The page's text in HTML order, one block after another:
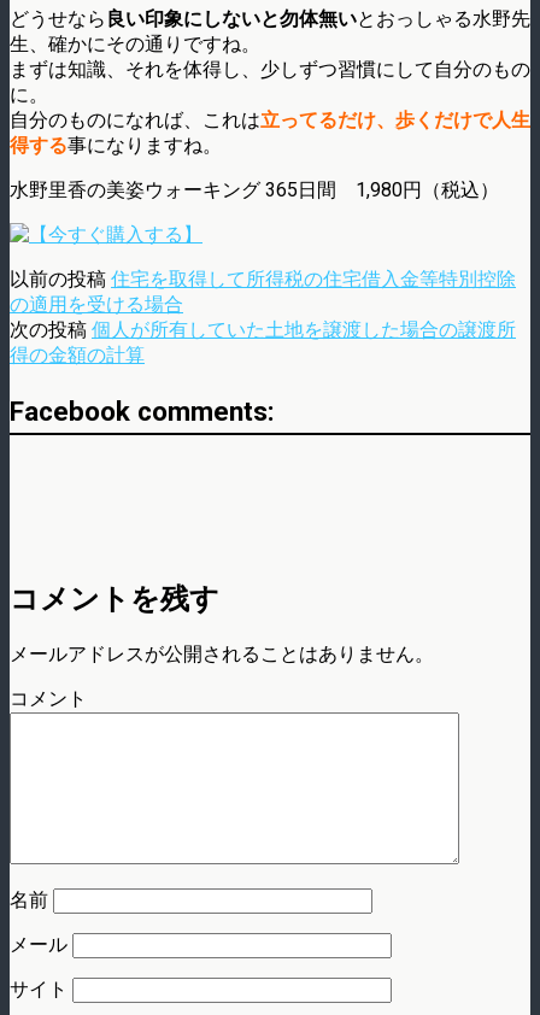
どうせなら 良い印象にしないと勿体無いとおっしゃる水野先
生、確かにその通りですね。
まずは知識、それを体得し、少しずつ習慣にして自分のもの
に。
自分のものになれば、これは立ってるだけ、歩くだけで人生
得する事になりますね。
水野里香の美姿ウォーキング 365日間 1,980円（税込）
以前の投稿 住宅を取得して所得税の住宅借入金等特別控除
の適用を受ける場合
次の投稿 個人が所有していた土地を譲渡した場合の譲渡所
得の金額の計算
Facebook comments:
コメントを残す
メールアドレスが公開されることはありません。
コメント
名前
メール
サイト